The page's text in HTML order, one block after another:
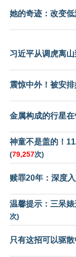
她的奇迹：改变
习近平从调虎离
震惊中外！被安
金属构成的行星
神童不是盖的！
(79,257次)
赎罪20年：深度
温馨提示：三呆
次)
只有这招可以驱